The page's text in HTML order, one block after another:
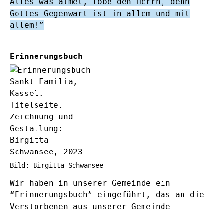
Gottes Gegenwart ist in allem und mit
allem!”
Erinnerungsbuch
Bild: Birgitta Schwansee
Wir haben in unserer Gemeinde ein
“Erinnerungsbuch” eingeführt, das an die
Verstorbenen aus unserer Gemeinde